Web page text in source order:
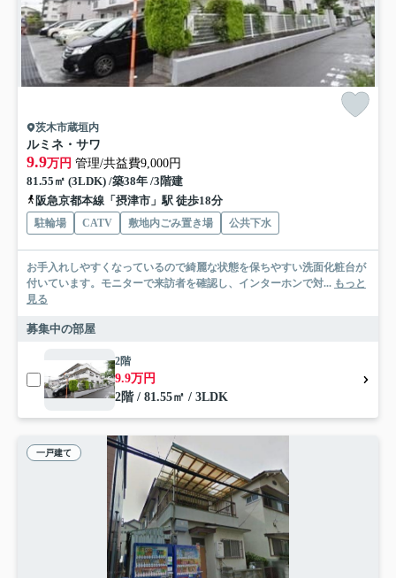
茨木市蔵垣内
ルミネ・サワ
9.9万円 管理/共益費9,000円
81.55㎡ (3LDK) /築38年 /3階建
阪急京都本線「摂津市」駅 徒歩18分
駐輪場 CATV 敷地内ごみ置き場 公共下水
お手入れしやすくなっているので綺麗な状態を保ちやすい洗面化粧台が
付いています。モニターで来訪者を確認し、インターホンで対... もっと
見る
募集中の部屋
2階
9.9万円
2階 / 81.55㎡ / 3LDK
一戸建て